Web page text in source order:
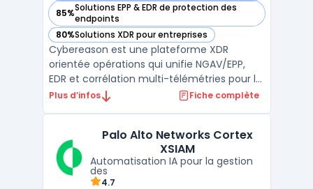
85%Solutions EPP & EDR de protection des
endpoints
— voir Cybereason dans cette catégorie
80%Solutions XDR pour entreprises
— voir Cybereason dans cette catégorie
Cybereason est une plateforme XDR
orientée opérations qui unifie NGAV/EPP,
EDR et corrélation multi-télémétries pour la
sécurité endpoint. L’agent unique collecte
remédiation. L’approche cybereason xdr
vise à réduire ...
Plus d’infos Fiche complète
Palo Alto Networks Cortex
XSIAM
Automatisation IA pour la gestion
des
4.7